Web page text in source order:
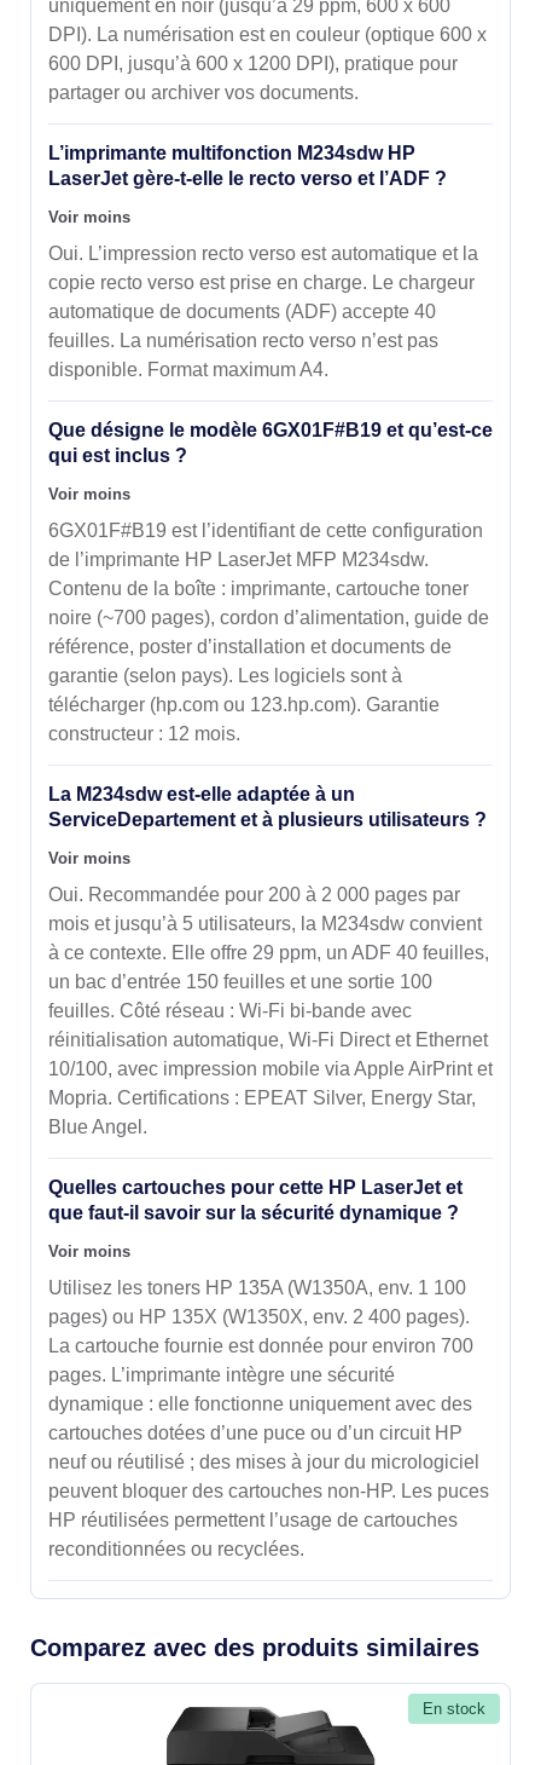
uniquement en noir (jusqu’à 29 ppm, 600 x 600
DPI). La numérisation est en couleur (optique 600 x
600 DPI, jusqu’à 600 x 1200 DPI), pratique pour
partager ou archiver vos documents.
L’imprimante multifonction M234sdw HP
LaserJet gère-t-elle le recto verso et l’ADF ?
Voir moins
Oui. L’impression recto verso est automatique et la
copie recto verso est prise en charge. Le chargeur
automatique de documents (ADF) accepte 40
feuilles. La numérisation recto verso n’est pas
disponible. Format maximum A4.
Que désigne le modèle 6GX01F#B19 et qu’est-ce
qui est inclus ?
Voir moins
6GX01F#B19 est l’identifiant de cette configuration
de l’imprimante HP LaserJet MFP M234sdw.
Contenu de la boîte : imprimante, cartouche toner
noire (~700 pages), cordon d’alimentation, guide de
référence, poster d’installation et documents de
garantie (selon pays). Les logiciels sont à
télécharger (hp.com ou 123.hp.com). Garantie
constructeur : 12 mois.
La M234sdw est-elle adaptée à un
ServiceDepartement et à plusieurs utilisateurs ?
Voir moins
Oui. Recommandée pour 200 à 2 000 pages par
mois et jusqu’à 5 utilisateurs, la M234sdw convient
à ce contexte. Elle offre 29 ppm, un ADF 40 feuilles,
un bac d’entrée 150 feuilles et une sortie 100
feuilles. Côté réseau : Wi‑Fi bi-bande avec
réinitialisation automatique, Wi‑Fi Direct et Ethernet
10/100, avec impression mobile via Apple AirPrint et
Mopria. Certifications : EPEAT Silver, Energy Star,
Blue Angel.
Quelles cartouches pour cette HP LaserJet et
que faut-il savoir sur la sécurité dynamique ?
Voir moins
Utilisez les toners HP 135A (W1350A, env. 1 100
pages) ou HP 135X (W1350X, env. 2 400 pages).
La cartouche fournie est donnée pour environ 700
pages. L’imprimante intègre une sécurité
dynamique : elle fonctionne uniquement avec des
cartouches dotées d’une puce ou d’un circuit HP
neuf ou réutilisé ; des mises à jour du micrologiciel
peuvent bloquer des cartouches non‑HP. Les puces
HP réutilisées permettent l’usage de cartouches
reconditionnées ou recyclées.
Comparez avec des produits similaires
En stock